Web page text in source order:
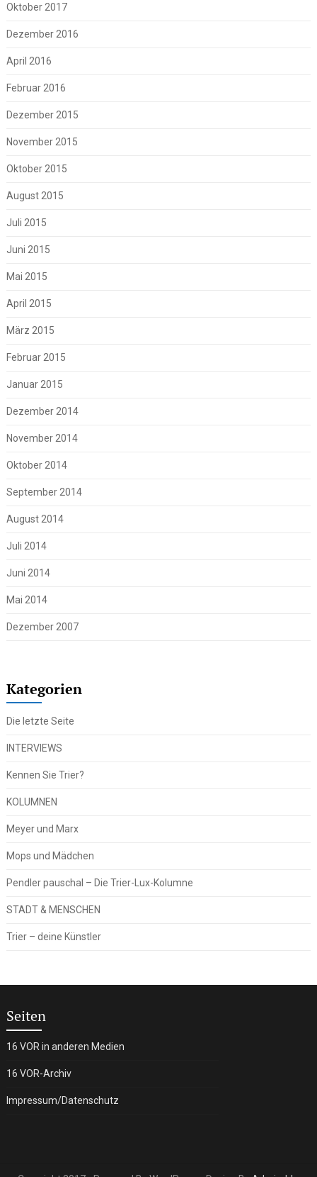
Oktober 2017
Dezember 2016
April 2016
Februar 2016
Dezember 2015
November 2015
Oktober 2015
August 2015
Juli 2015
Juni 2015
Mai 2015
April 2015
März 2015
Februar 2015
Januar 2015
Dezember 2014
November 2014
Oktober 2014
September 2014
August 2014
Juli 2014
Juni 2014
Mai 2014
Dezember 2007
Kategorien
Die letzte Seite
INTERVIEWS
Kennen Sie Trier?
KOLUMNEN
Meyer und Marx
Mops und Mädchen
Pendler pauschal – Die Trier-Lux-Kolumne
STADT & MENSCHEN
Trier – deine Künstler
Seiten
16 VOR in anderen Medien
16 VOR-Archiv
Impressum/Datenschutz